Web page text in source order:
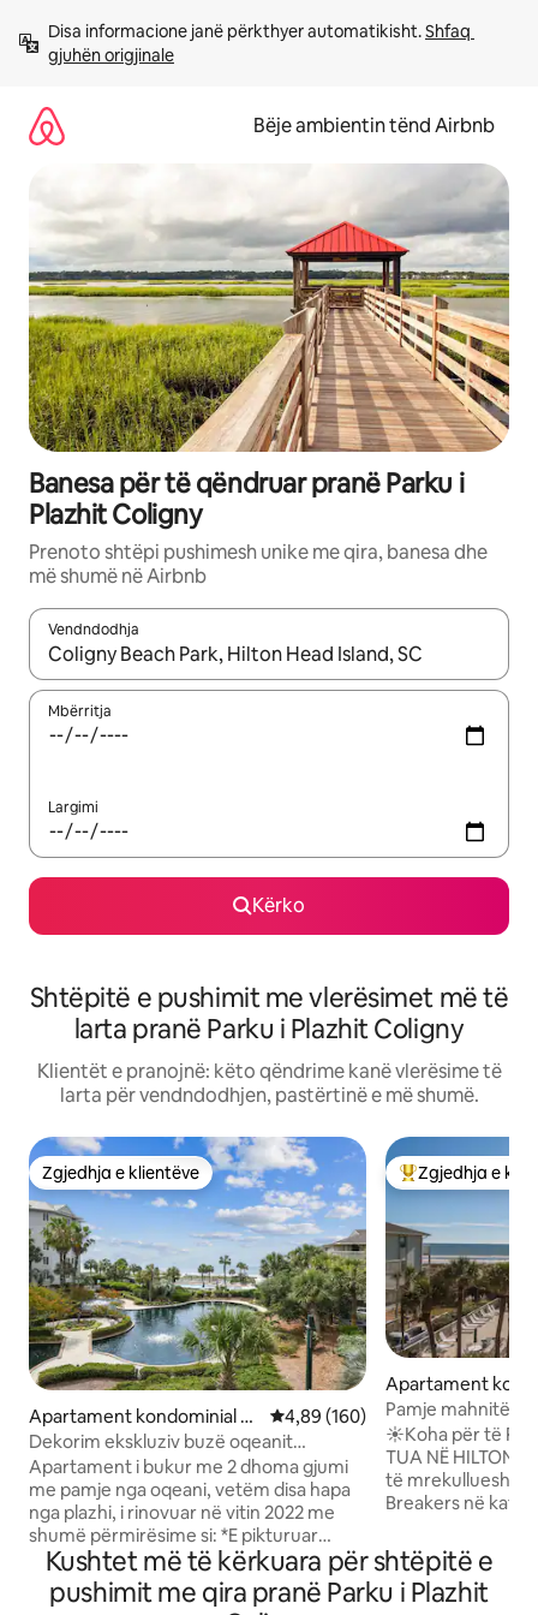
përmbajtja
Disa informacione janë përkthyer automatikisht. Shfaq
gjuhën origjinale
Bëje ambientin tënd Airbnb
Banesa për të qëndruar pranë Parku i
Plazhit Coligny
Prenoto shtëpi pushimesh unike me qira, banesa dhe
më shumë në Airbnb
Vendndodhja
Kur rezultatet të jenë të disponueshme, lëviz me butonat e
Mbërritja
Largimi
Kërko
Shtëpitë e pushimit me vlerësimet më të
larta pranë Parku i Plazhit Coligny
Klientët e pranojnë: këto qëndrime kanë vlerësime të
larta për vendndodhjen, pastërtinë e më shumë.
Zgjedhja e klientëve
Zgjedhja e klientëve
Apartament kondominial n
ë Hilton Head Island
Vlerësimi mesatar 4,89 nga 5,
4,89 (160)
Dekorim ekskluziv buzë oqeanit
Dekorim me hapësirë të bollshme
Apartament i bukur me 2 dhoma gjumi
me pamje nga oqeani, vetëm disa hapa
nga plazhi, i rinovuar në vitin 2022 me
shumë përmirësime si: *E pikturuar
rishtas me dysheme krejtësisht të reja
*Televizor i ri Samsung Smart QLED 55
inç në dhomën e ndenjjes *Televizor i ri
Më të mirat e
Zgjedhja e
Apartament
Hilton Head Island
Pamje mahnitëse
dhe Coligny| KATI
☀️Koha për të
TUA NË HILTON
të
Breakers në katin
delfinët nga
vetëm pak hapa
restorante dhe
Kushtet më të kërkuara për shtëpitë e
pushimit me qira pranë Parku i Plazhit